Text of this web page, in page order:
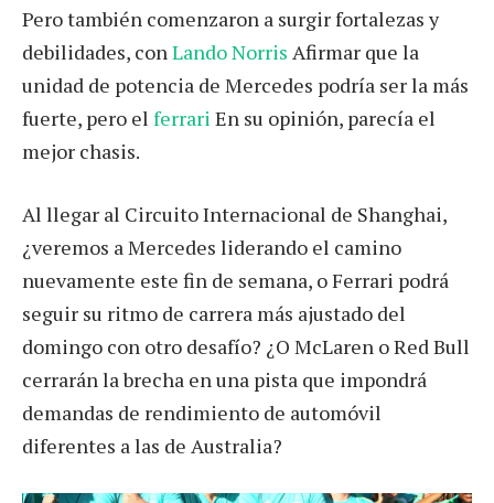
Pero también comenzaron a surgir fortalezas y
debilidades, con Lando Norris Afirmar que la
unidad de potencia de Mercedes podría ser la más
fuerte, pero el ferrari En su opinión, parecía el
mejor chasis.
Al llegar al Circuito Internacional de Shanghai,
¿veremos a Mercedes liderando el camino
nuevamente este fin de semana, o Ferrari podrá
seguir su ritmo de carrera más ajustado del
domingo con otro desafío? ¿O McLaren o Red Bull
cerrarán la brecha en una pista que impondrá
demandas de rendimiento de automóvil
diferentes a las de Australia?